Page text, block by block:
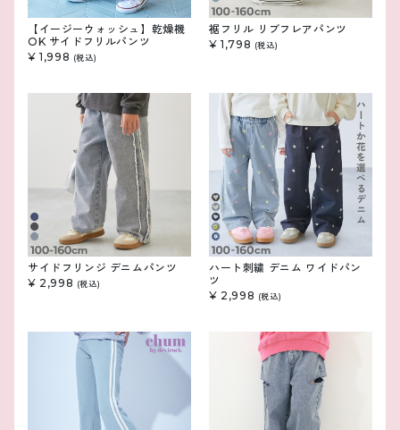
【イージーウォッシュ】乾燥機
OK サイドフリルパンツ
¥ 1,998 (税込)
裾フリル リブフレアパンツ
¥ 1,798 (税込)
サイドフリンジ デニムパンツ
¥ 2,998 (税込)
ハート刺繍 デニム ワイドパン
ツ
¥ 2,998 (税込)